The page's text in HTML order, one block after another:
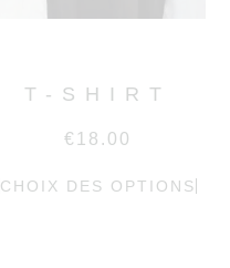
T-SHIRT
€ 18.00
CHOIX DES OPTIONS